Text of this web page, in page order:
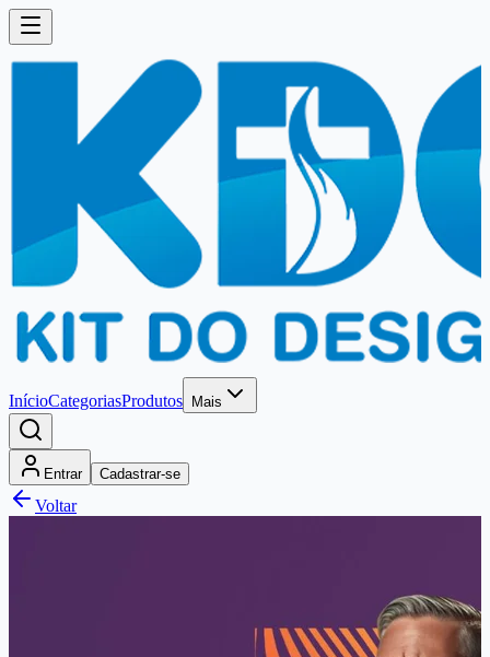
InícioCategoriasProdutos Mais
Entrar Cadastrar-se
Voltar